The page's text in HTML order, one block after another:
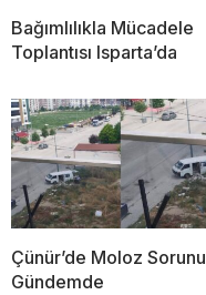
Bağımlılıkla Mücadele
Toplantısı Isparta’da
Çünür’de Moloz Sorunu
Gündemde